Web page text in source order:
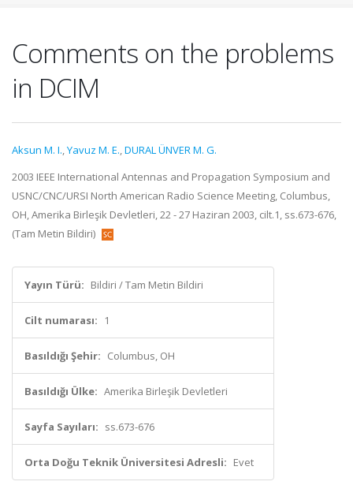
Comments on the problems
in DCIM
Aksun M. I.,Yavuz M. E.,DURAL ÜNVER M. G.
2003 IEEE International Antennas and Propagation Symposium and
USNC/CNC/URSI North American Radio Science Meeting, Columbus,
OH, Amerika Birleşik Devletleri, 22 - 27 Haziran 2003, cilt.1, ss.673-676,
(Tam Metin Bildiri)
Yayın Türü: Bildiri / Tam Metin Bildiri
Cilt numarası: 1
Basıldığı Şehir: Columbus, OH
Basıldığı Ülke: Amerika Birleşik Devletleri
Sayfa Sayıları: ss.673-676
Orta Doğu Teknik Üniversitesi Adresli: Evet